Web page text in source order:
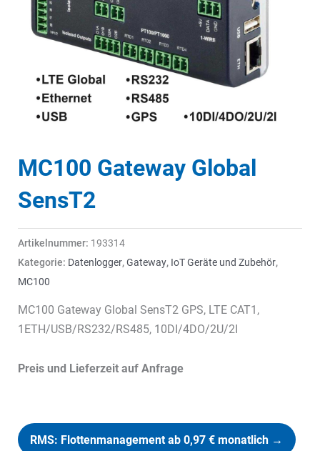
MC100 Gateway Global
SensT2
Artikelnummer: 193314
Kategorie: Datenlogger,Gateway, IoT Geräte und Zubehör,
MC100
MC100 Gateway Global SensT2 GPS, LTE CAT1,
1ETH/USB/RS232/RS485, 10DI/4DO/2U/2I
Preis und Lieferzeit auf Anfrage
RMS: Flottenmanagement ab 0,97 € monatlich →